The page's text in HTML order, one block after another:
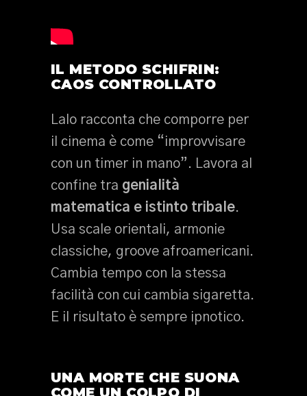
IL METODO SCHIFRIN:
CAOS CONTROLLATO
Lalo racconta che comporre per
il cinema è come “improvvisare
con un timer in mano”. Lavora al
confine tra genialità
matematica e istinto tribale.
Usa scale orientali, armonie
classiche, groove afroamericani.
Cambia tempo con la stessa
facilità con cui cambia sigaretta.
E il risultato è sempre ipnotico.
UNA MORTE CHE SUONA
COME UN COLPO DI